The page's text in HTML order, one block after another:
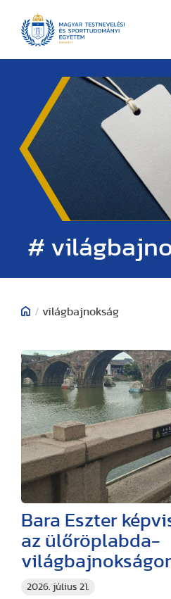
#
/ világbajnokság
2026. július 21.
Bara Eszter
az ülőröplabda-